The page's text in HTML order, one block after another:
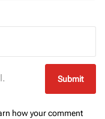
how your comment